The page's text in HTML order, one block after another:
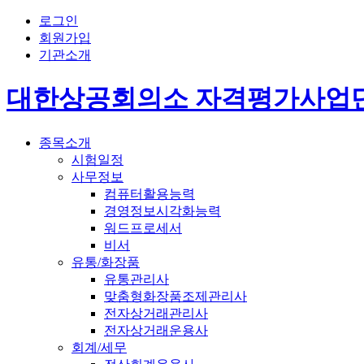
로그인
회원가입
기관소개
대한상공회의소 자격평가사업
종목소개
시험일정
사무정보
컴퓨터활용능력
경영정보시각화능력
워드프로세서
비서
유통/화장품
유통관리사
맞춤형화장품조제관리사
전자상거래관리사
전자상거래운용사
회계/세무